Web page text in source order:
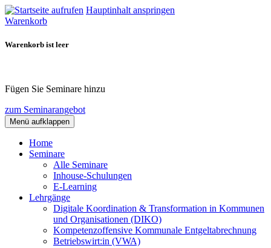
Hauptinhalt anspringen
Warenkorb
Warenkorb ist leer
Fügen Sie Seminare hinzu
zum Seminarangebot
Menü aufklappen
Home
Seminare
Alle Seminare
Inhouse-Schulungen
E-Learning
Lehrgänge
Digitale Koordination & Transformation in Kommunen
und Organisationen (DIKO)
Kompetenzoffensive Kommunale Entgeltabrechnung
Betriebswirt:in (VWA)